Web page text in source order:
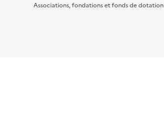
Associations, fondations et fonds de dotation